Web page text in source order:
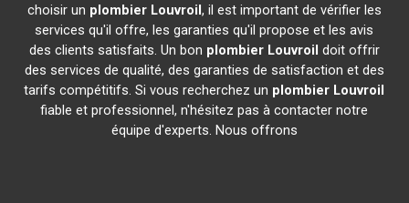
choisir un plombier Louvroil, il est important de vérifier les
services qu'il offre, les garanties qu'il propose et les avis
des clients satisfaits. Un bon plombier Louvroil doit offrir
des services de qualité, des garanties de satisfaction et des
tarifs compétitifs. Si vous recherchez un plombier Louvroil
fiable et professionnel, n'hésitez pas à contacter notre
équipe d'experts. Nous offrons